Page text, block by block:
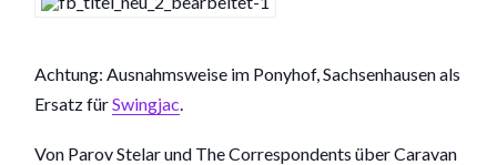
Achtung: Ausnahmsweise im Ponyhof, Sachsenhausen als
Ersatz fürSwingjac.
Von Parov Stelar und The Correspondents über Caravan